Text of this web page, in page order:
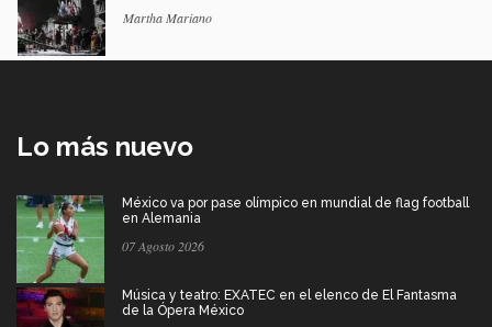
Martha Mariano
Lo más nuevo
México va por pase olímpico en mundial de flag football
en Alemania
07 Agosto 2026
Música y teatro: EXATEC en el elenco de El Fantasma
de la Ópera México